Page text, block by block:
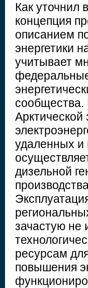
Как
концепция
описанием
энергетики
учитывает
сообщества.
Арктической
удаленных и
дизельной
зачастую не
ресурсам
повышения